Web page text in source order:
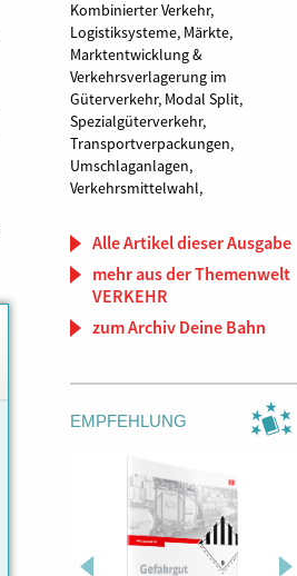
Kombinierter Verkehr,
Logistiksysteme, Märkte,
Marktentwicklung &
Verkehrsverlagerung im
Güterverkehr, Modal Split,
Spezialgüterverkehr,
Transportverpackungen,
Umschlaganlagen,
Verkehrsmittelwahl,
Alle Artikel dieser Ausgabe
mehr aus der Themenwelt
VERKEHR
zum Archiv Deine Bahn
EMPFEHLUNG